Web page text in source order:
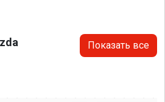
Показать все